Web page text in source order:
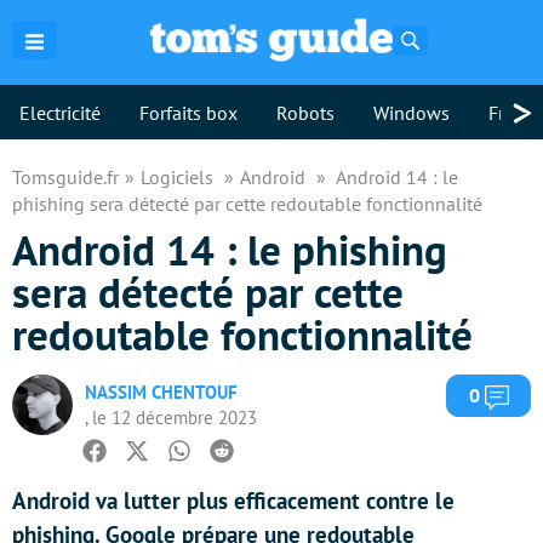
Electricité Forfaits box Robots Windows >
Tomsguide.fr Logiciels Android
Android 14 : le
phishing sera détecté par cette redoutable fonctionnalité
Android 14 : le phishing
sera détecté par cette
redoutable fonctionnalité
NASSIM CHENTOUF
, le 12 décembre 2023
0
Facebook
TwitterWhatsapp
Reddit
Android va lutter plus efficacement contre le
phishing. Google prépare une redoutable